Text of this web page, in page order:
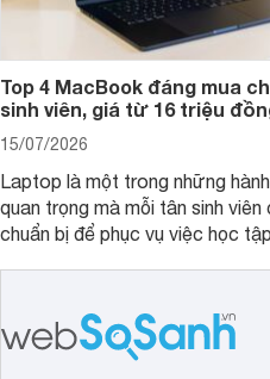
Top 4 MacBook đáng mua
sinh viên, giá từ 16 triệu
15/07/2026
Laptop là một trong những
quan trọng mà mỗi tân sinh viên
chuẩn bị để phục vụ việc học
năng ổn định, bền bỉ cùng mức
tiếp cận, dưới đây là những mẫu
MacBook đáng cân nhắc dành